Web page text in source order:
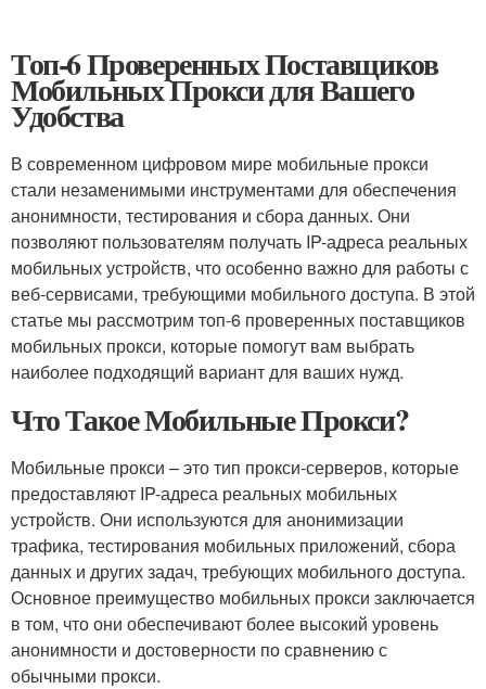
Топ-6 Проверенных Поставщиков
Мобильных Прокси для Вашего
Удобства
В современном цифровом мире мобильные прокси
стали незаменимыми инструментами для обеспечения
анонимности, тестирования и сбора данных. Они
позволяют пользователям получать IP-адреса реальных
мобильных устройств, что особенно важно для работы с
веб-сервисами, требующими мобильного доступа. В этой
статье мы рассмотрим топ-6 проверенных поставщиков
мобильных прокси, которые помогут вам выбрать
наиболее подходящий вариант для ваших нужд.
Что Такое Мобильные Прокси?
Мобильные прокси – это тип прокси-серверов, которые
предоставляют IP-адреса реальных мобильных
устройств. Они используются для анонимизации
трафика, тестирования мобильных приложений, сбора
данных и других задач, требующих мобильного доступа.
Основное преимущество мобильных прокси заключается
в том, что они обеспечивают более высокий уровень
анонимности и достоверности по сравнению с
обычными прокси.